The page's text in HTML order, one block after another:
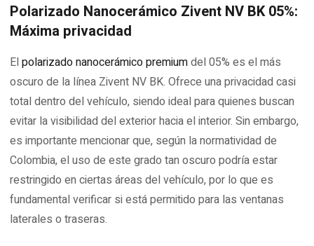
Polarizado Nanocerámico Zivent NV BK 05%:
Máxima privacidad
El polarizado nanocerámico premiumdel 05% es el más
oscuro de la línea Zivent NV BK. Ofrece una privacidad casi
total dentro del vehículo, siendo ideal para quienes buscan
evitar la visibilidad del exterior hacia el interior. Sin embargo,
es importante mencionar que, según la normatividad de
Colombia, el uso de este grado tan oscuro podría estar
restringido en ciertas áreas del vehículo, por lo que es
fundamental verificar si está permitido para las ventanas
laterales o traseras.